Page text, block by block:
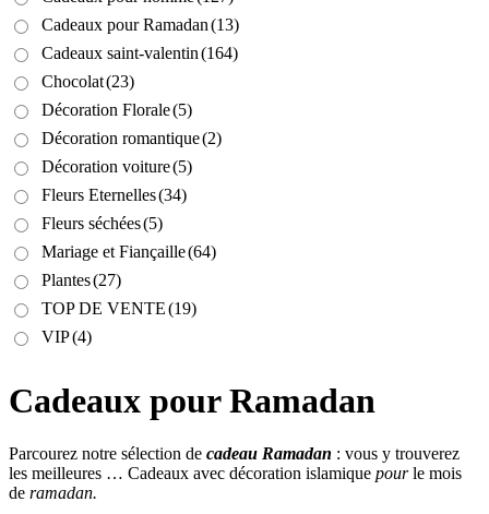
Cadeaux pour Ramadan(13)
Cadeaux saint-valentin(164)
Chocolat(23)
Décoration Florale(5)
Décoration romantique(2)
Décoration voiture(5)
Fleurs Eternelles(34)
Fleurs séchées(5)
Mariage et Fiançaille(64)
Plantes(27)
TOP DE VENTE(19)
VIP(4)
Cadeaux pour Ramadan
Parcourez notre sélection de cadeau Ramadan : vous y trouverez
les meilleures … Cadeaux avec décoration islamique pourle mois
de ramadan.